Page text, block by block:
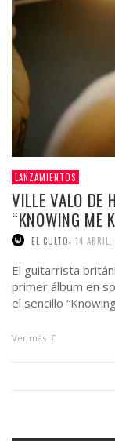
LANZAMIENTOS
VILLE VALO DE
“KNOWING ME
EL CULTO 14
El guitarrista
primer álbum en
el sencillo
Ver más